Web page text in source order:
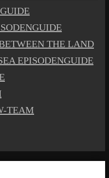
THE LAND
EPISODENGUIDE
TEAM